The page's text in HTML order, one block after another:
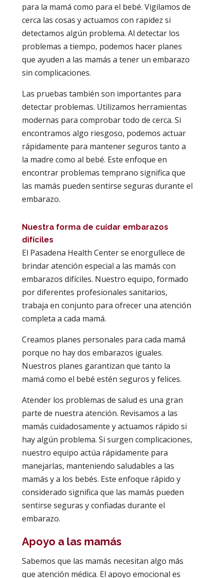
para la mamá como para el bebé. Vigilamos de
cerca las cosas y actuamos con rapidez si
detectamos algún problema. Al detectar los
problemas a tiempo, podemos hacer planes
que ayuden a las mamás a tener un embarazo
sin complicaciones.
Las pruebas también son importantes para
detectar problemas. Utilizamos herramientas
modernas para comprobar todo de cerca. Si
encontramos algo riesgoso, podemos actuar
rápidamente para mantener seguros tanto a
la madre como al bebé. Este enfoque en
encontrar problemas temprano significa que
las mamás pueden sentirse seguras durante el
embarazo.
Nuestra forma de cuidar embarazos
difíciles
El Pasadena Health Center se enorgullece de
brindar atención especial a las mamás con
embarazos difíciles. Nuestro equipo, formado
por diferentes profesionales sanitarios,
trabaja en conjunto para ofrecer una atención
completa a cada mamá.
Creamos planes personales para cada mamá
porque no hay dos embarazos iguales.
Nuestros planes garantizan que tanto la
mamá como el bebé estén seguros y felices.
Atender los problemas de salud es una gran
parte de nuestra atención. Revisamos a las
mamás cuidadosamente y actuamos rápido si
hay algún problema. Si surgen complicaciones,
nuestro equipo actúa rápidamente para
manejarlas, manteniendo saludables a las
mamás y a los bebés. Este enfoque rápido y
considerado significa que las mamás pueden
sentirse seguras y confiadas durante el
embarazo.
Apoyo a las mamás
Sabemos que las mamás necesitan algo más
que atención médica. El apoyo emocional es